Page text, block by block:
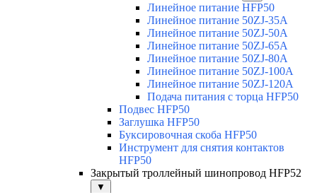
Линейное питание HFP50
Линейное питание 50ZJ-35A
Линейное питание 50ZJ-50A
Линейное питание 50ZJ-65A
Линейное питание 50ZJ-80A
Линейное питание 50ZJ-100A
Линейное питание 50ZJ-120A
Подача питания с торца HFP50
Подвес HFP50
Заглушка HFP50
Буксировочная скоба HFP50
Инструмент для снятия контактов
HFP50
Закрытый троллейный шинопровод HFP52
▼